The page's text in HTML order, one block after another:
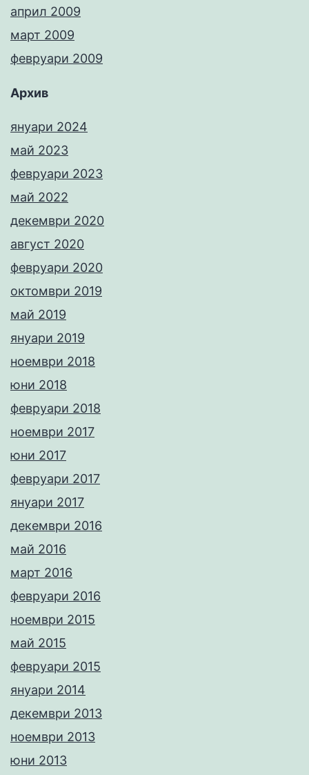
април 2009
март 2009
февруари 2009
Архив
януари 2024
май 2023
февруари 2023
май 2022
декември 2020
август 2020
февруари 2020
октомври 2019
май 2019
януари 2019
ноември 2018
юни 2018
февруари 2018
ноември 2017
юни 2017
февруари 2017
януари 2017
декември 2016
май 2016
март 2016
февруари 2016
ноември 2015
май 2015
февруари 2015
януари 2014
декември 2013
ноември 2013
юни 2013